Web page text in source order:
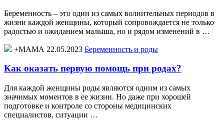
Беременность – это один из самых волнительных периодов в
жизни каждой женщины, который сопровождается не только
радостью и ожиданием малыша, но и рядом изменений в …
+МАМА 22.05.2023 Беременность и роды
Как оказать первую помощь при родах?
Для каждой женщины роды являются одним из самых
значимых моментов в ее жизни. Но даже при хорошей
подготовке и контроле со стороны медицинских
специалистов, ситуации …